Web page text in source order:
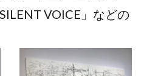
VOICE」などの